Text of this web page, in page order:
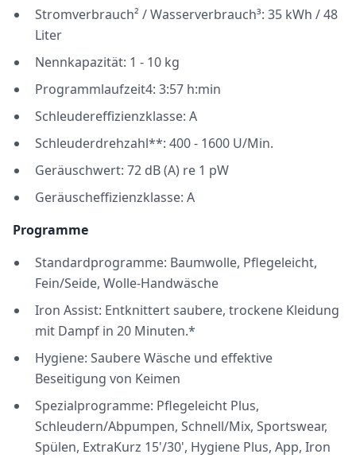
Stromverbrauch² / Wasserverbrauch³: 35 kWh / 48
Liter
Nennkapazität: 1 - 10 kg
Programmlaufzeit4: 3:57 h:min
Schleudereffizienzklasse: A
Schleuderdrehzahl**: 400 - 1600 U/Min.
Geräuschwert: 72 dB (A) re 1 pW
Geräuscheffizienzklasse: A
Programme
Standardprogramme: Baumwolle, Pflegeleicht,
Fein/Seide, Wolle-Handwäsche
Iron Assist: Entknittert saubere, trockene Kleidung
mit Dampf in 20 Minuten.*
Hygiene: Saubere Wäsche und effektive
Beseitigung von Keimen
Spezialprogramme: Pflegeleicht Plus,
Schleudern/Abpumpen, Schnell/Mix, Sportswear,
Spülen, ExtraKurz 15'/30', Hygiene Plus, App, Iron